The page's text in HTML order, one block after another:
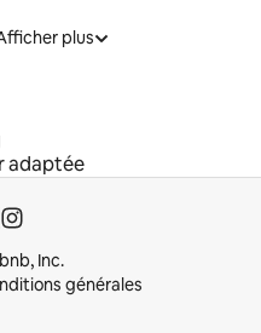
plus
adaptée
Inc.
générales